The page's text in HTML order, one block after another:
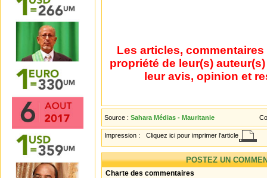
Les articles,
propriété de leur(s)
leur avis, opinion et
Source : Sahara Médias - Mauritanie
Impression : Cliquez ici pour imprimer l'article
POSTEZ UN
Charte des commentaires